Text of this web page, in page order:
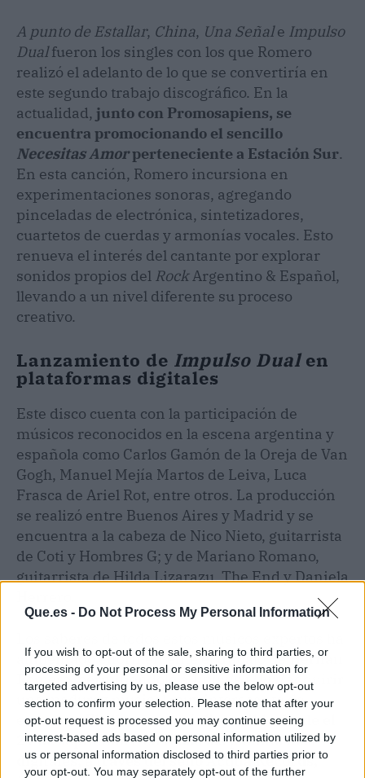
Que.es - Do Not Process My Personal Information
If you wish to opt-out of the sale, sharing to third parties, or
processing of your personal or sensitive information for
targeted advertising by us, please use the below opt-out
section to confirm your selection. Please note that after your
opt-out request is processed you may continue seeing
interest-based ads based on personal information utilized by
us or personal information disclosed to third parties prior to
your opt-out. You may separately opt-out of the further
A punto de Estallar, China, Una Señale Impulso
Dualfueron los singles con los que Romero
realizó el adelanto de lo que se convertiría en
este segundo trabajo discográfico. En la
actualidad, junto con Promosapiens, se
encuentra promocionando el sencillo
Necesitas Amorperteneciente a Estación Sur.
En esta canción, Romero incursiona en
experimentaciones sonoras, agregando
pinceladas de electrónica, sintetizadores,
cuartetos de cuerdas y armonías vocales. Esto
renueva el interés del cantante por explorar
sonidos propios del RockArgentino & Español,
llevando a un nivel diferente su proceso
creativo.
Lanzamiento de Impulso Dual en
plataformas digitales
Este disco cuenta con la participación de
músicos reconocidos en la escena argentina y
española como Carlos Gamón de la Oreja de Van
Gogh, Manuel Mejía Martos de Leiva, Luca
Frasca de Ariel Rot, entre otros. La producción
se realizó entre Buenos Aires y Madrid y se
encuentra a la cabeza de Nico Nieto, guitarrista
de Coti y Hombres G; y de Mariano Romano,
guitarrista de Hilda Lizarazu, The End y Daniela
alimentado enormemente el trabajo de Hernán
Romero, permitiéndole aImpulso Dualadquirir
una madurez musical muy interesante de
escuchar.El álbum estará disponible desde el
21 de septiembre en todas las plataformas
digitales, a través del sello Acqua Records,